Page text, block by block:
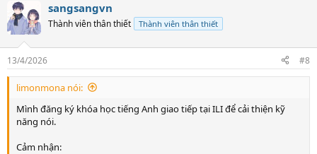
c
t
i
s
:
sangsangvn
Thành viên thân thiết Thành viên thân thiết
13/4/2026 #8
limonmona nói:
Mình đăng ký khóa học tiếng Anh giao tiếp tại ILI để cải thiện kỹ
năng nói.
Cảm nhận: